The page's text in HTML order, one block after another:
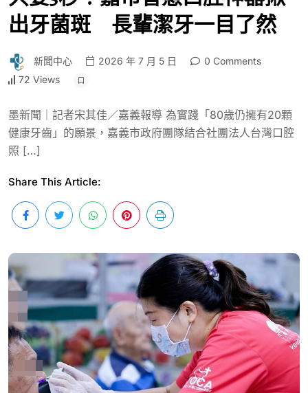
出牙菌斑 長輩潔牙一目了然
新聞中心 2026 年 7 月 5 日
0 Comments
72 Views
墨新聞｜記者宋其佳／嘉義報導 為實踐「80歲仍擁有20顆
健康牙齒」的願景，嘉義市政府團隊結合社團法人台灣口腔
照 […]
Share This Article: